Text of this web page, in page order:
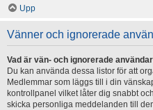
Upp
Vänner och ignorerade
Vad är vän- och ignorerade
Du kan använda dessa listor för att
Medlemmar som läggs till i din
kontrollpanel vilket låter dig snabbt
skicka personliga meddelanden till